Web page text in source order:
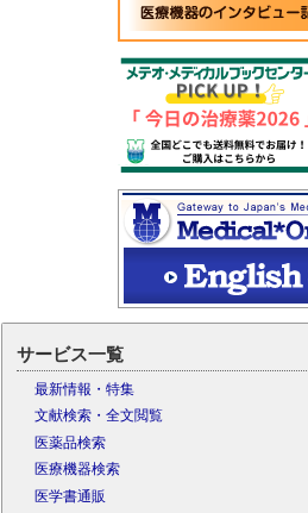
サービス一覧
最新情報・特集
文献検索・全文閲覧
医薬品検索
医療機器検索
医学書通販